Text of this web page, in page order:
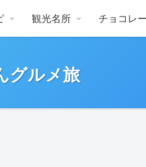
グルメ旅
観光名所 チョコレ